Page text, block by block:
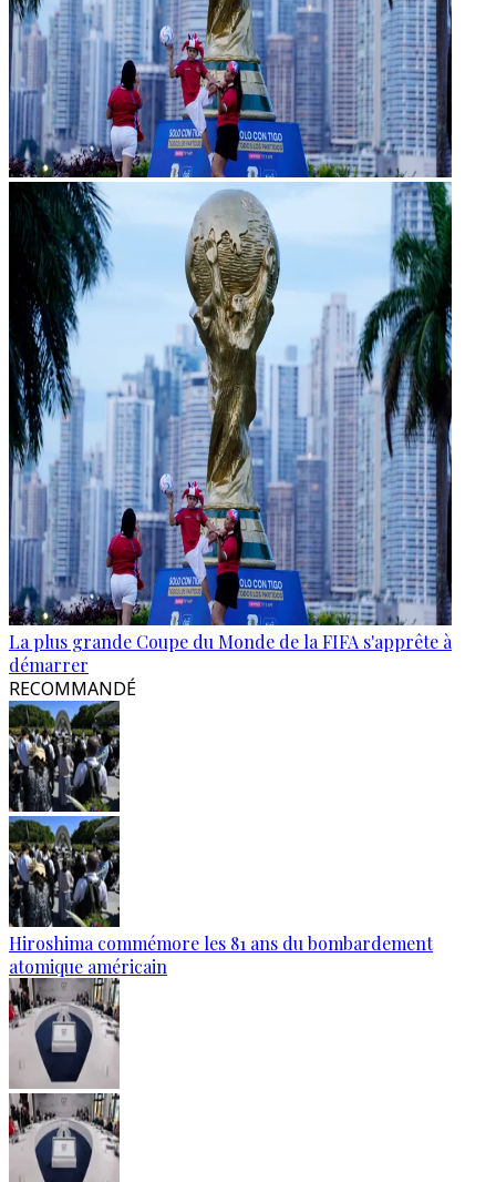
La plus grande Coupe du Monde de la FIFA s'apprête à
démarrer
RECOMMANDÉ
Hiroshima commémore les 81 ans du bombardement
atomique américain